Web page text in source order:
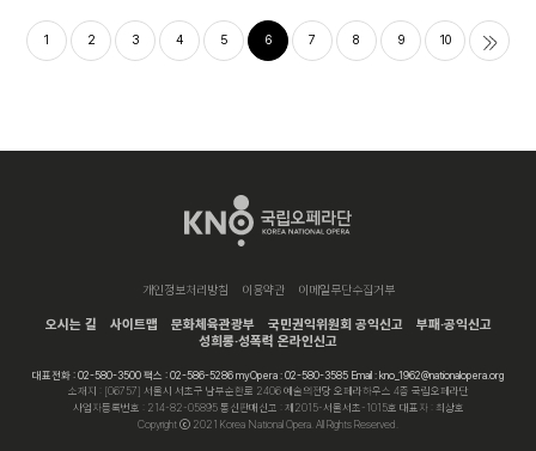
1 2 3 4 5 6 7 8 9 10
개인정보처리방침 이용약관 이메일무단수집거부
오시는 길 사이트맵 문화체육관광부 국민권익위원회 공익신고
부패·공익신고
성희롱·성폭력 온라인신고
대표전화 : 02-580-3500 팩스 : 02-586-5286 myOpera : 02-580-3585 Email : kno_1962@nationalopera.org
소재지 : [06757] 서울시 서초구 남부순환로 2406 예술의전당 오페라하우스 4층 국립오페라단
사업자등록번호 : 214-82-05895 통신판매신고 : 제2015-서울서초-1015호 대표자 : 최상호
Copyright ⓒ 2021 Korea National Opera. All Rights Reserved.